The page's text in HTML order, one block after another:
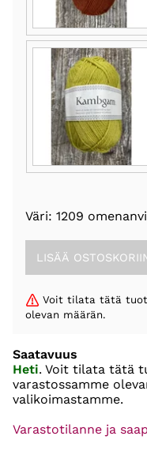
Väri: 1209
Voit tilata tätä
olevan määrän.
Saatavuus
Heti. Voit tilata tätä
varastossamme
valikoimastamme.
Varastotilanne ja